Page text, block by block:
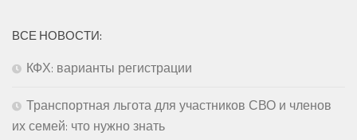
ВСЕ НОВОСТИ:
КФХ: варианты регистрации
Транспортная льгота для участников СВО и членов
их семей: что нужно знать